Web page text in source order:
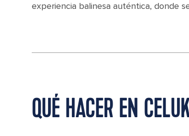
experiencia balinesa auténtica, donde
QUÉ HACER EN